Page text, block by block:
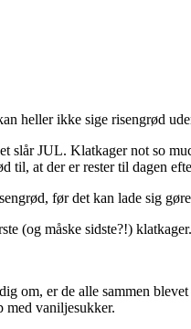
heller ikke sige risengrød
slår JUL. Klatkager not so
til, at der er rester til dagen
før det kan lade sig
(og måske sidste?!) klatkager.
om, er de alle sammen
med vaniljesukker.